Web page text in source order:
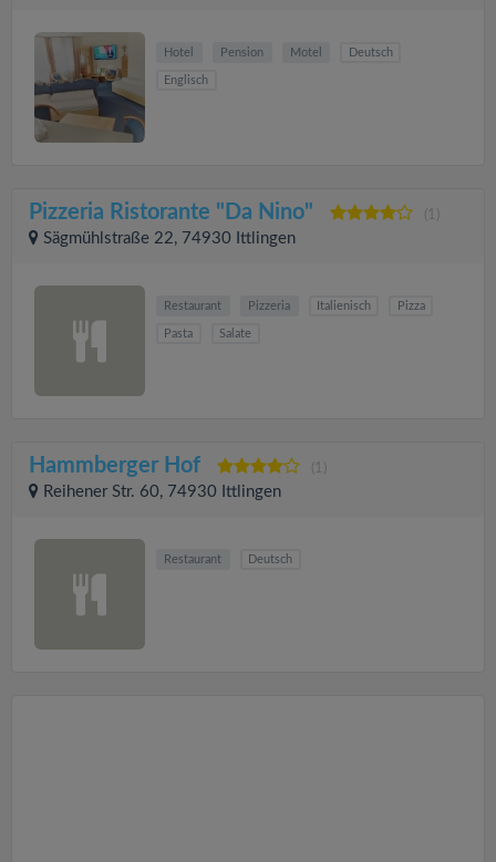
Hotel Pension Motel Deutsch
Englisch
Pizzeria Ristorante "Da Nino" (1)
Sägmühlstraße 22, 74930 Ittlingen
Restaurant Pizzeria Italienisch Pizza
Pasta Salate
Hammberger Hof (1)
Reihener Str. 60, 74930 Ittlingen
Restaurant Deutsch